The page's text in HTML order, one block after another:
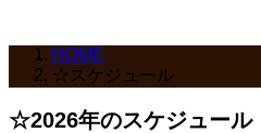
HOME
☆スケジュール
☆2026年のスケジュール